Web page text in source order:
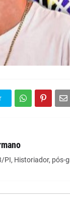
PI, Historiador, pós-